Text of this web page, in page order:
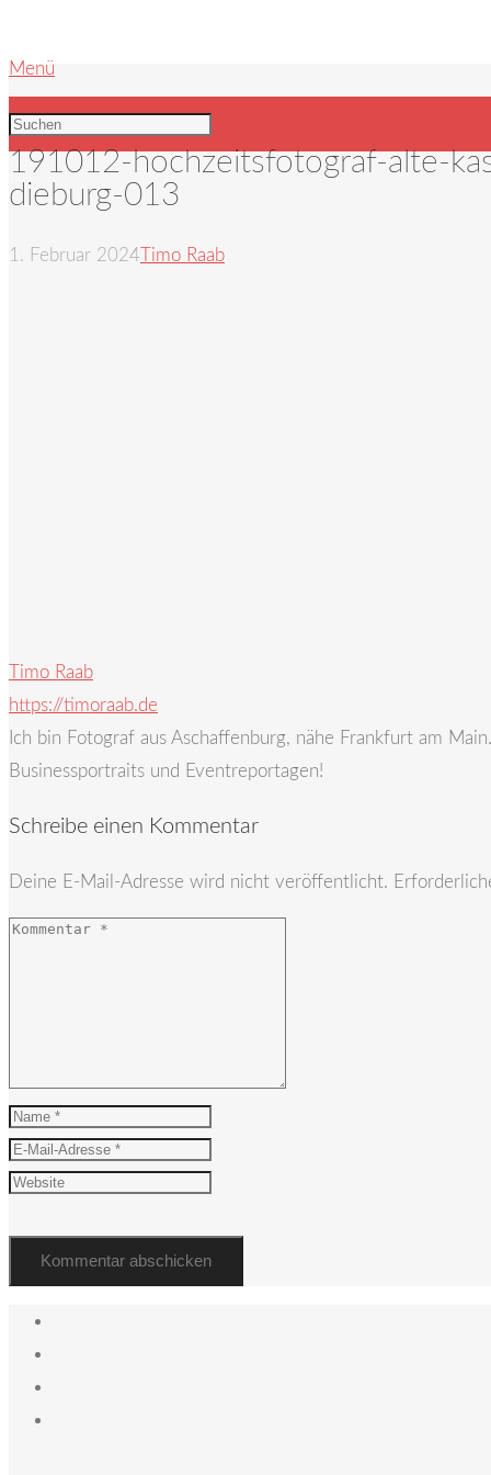
Menü
191012-hochzeitsfotograf-alte-
dieburg-013
1. Februar 2024 Timo Raab
Timo Raab
https://timoraab.de
Ich bin Fotograf aus Aschaffenburg, nähe Frankfurt am
Businessportraits und Eventreportagen!
Schreibe einen Kommentar
Deine E-Mail-Adresse wird nicht veröffentlicht.